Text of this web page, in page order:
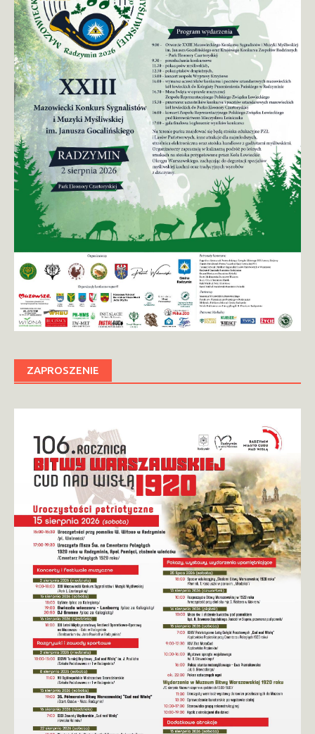
ZAPROSZENIE